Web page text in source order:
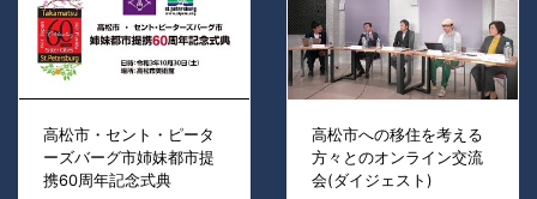
高松市・セント・ピータ
ーズバーグ市姉妹都市提
携60周年記念式典
高松市への移住を考える
方々とのオンライン交流
会(ダイジェスト)